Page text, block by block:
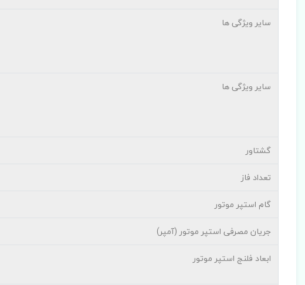
سایر ویژگی ها
سایر ویژگی ها
گشتاور
تعداد فاز
گام استپر موتور
جریان مصرفی استپر موتور (آمپر)
ابعاد فلنج استپر موتور